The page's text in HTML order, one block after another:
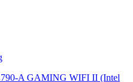
A GAMING WIFI II (Intel